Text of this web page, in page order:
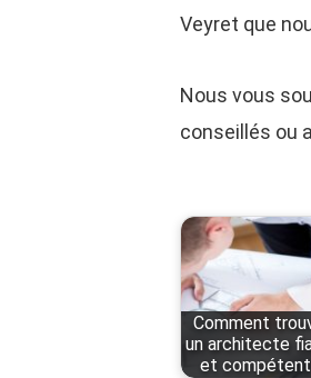
Veyret que
Nous vous
conseillés ou
Comment
un architecte
et